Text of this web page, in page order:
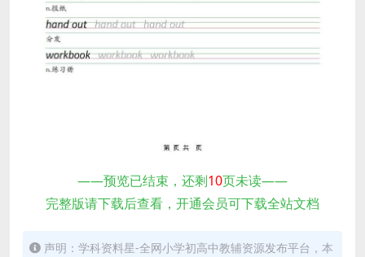
——预览已结束，还剩10页未读——
完整版请下载后查看，开通会员可下载全站文档
声明：学科资料星-全网小学初高中教辅资源发布平台，本